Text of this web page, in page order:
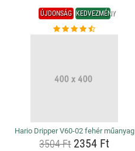
ÚJDONSÁG KEDVEZMÉNY
Hario Dripper V60-02 fehér műanyag
3504 Ft2354 Ft